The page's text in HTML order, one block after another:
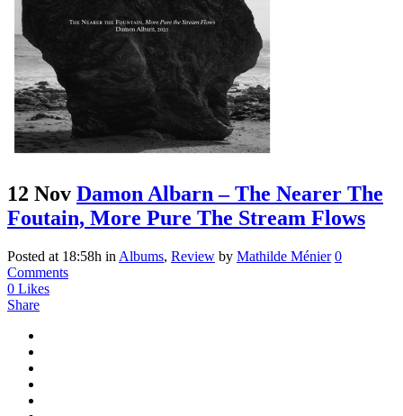
12 Nov Damon Albarn – The Nearer The
Foutain, More Pure The Stream Flows
Posted at 18:58h in Albums, Review by Mathilde Ménier 0
Comments
0 Likes
Share